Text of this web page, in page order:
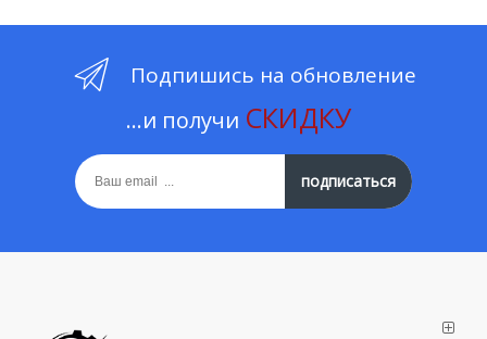
Подпишись на обновление
...и получи СКИДКУ
подписаться